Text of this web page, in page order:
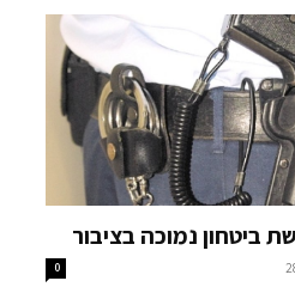
ביטחון נמוכה בציבור
0